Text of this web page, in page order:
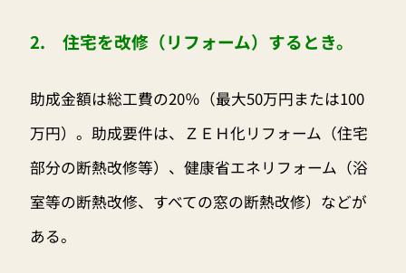
2. 住宅を改修（リフォーム）するとき。
助成金額は総工費の20％（最大50万円または100
万円）。助成要件は、ＺＥＨ化リフォーム（住宅
部分の断熱改修等）、健康省エネリフォーム（浴
室等の断熱改修、すべての窓の断熱改修）などが
ある。